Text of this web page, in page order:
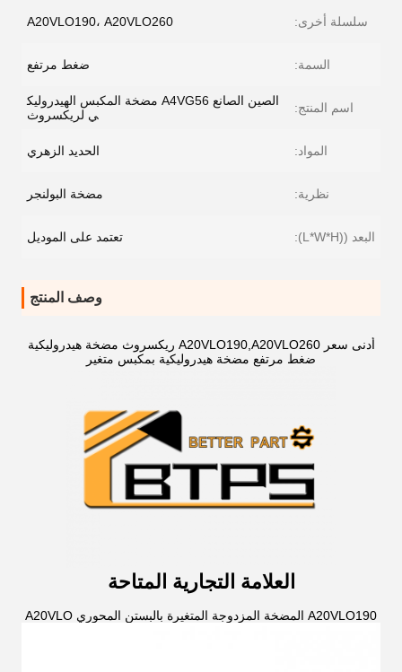
سلسلة أخرى: A20VLO190، A20VLO260
السمة: ضغط مرتفع
اسم المنتج:
الصين الصانع A4VG56 مضخة المكبس الهيدروليك
ي لريكسروث
المواد: الحديد الزهري
نظرية: مضخة البولنجر
البعد ((L*W*H): تعتمد على الموديل
وصف المنتج
أدنى سعر A20VLO190,A20VLO260 ريكسروث مضخة هيدروليكية
ضغط مرتفع مضخة هيدروليكية بمكبس متغير
العلامة التجارية المتاحة
A20VLO190 المضخة المزدوجة المتغيرة بالبستن المحوري A20VLO